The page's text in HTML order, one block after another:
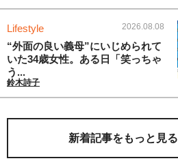
Lifestyle 2026.08.08
“外面の良い義母”にいじめられて
いた34歳女性。ある日「笑っちゃ
う...
鈴木詩子
新着記事をもっと見る